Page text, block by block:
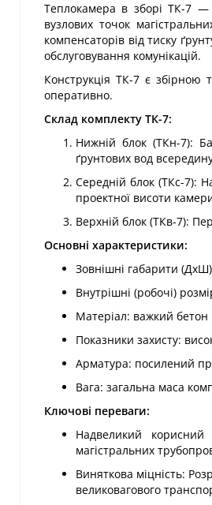
Теплокамера в зборі ТК-7 —
вузлових точок
компенсаторів від тиску
обслуговування комунікацій.
Конструкція ТК-7 є збірною
оперативно.
Склад комплекту ТК-7:
Нижній блок (ТКн-7):
ґрунтових вод
Середній блок (ТКс-7):
проектної висоти
Верхній блок (ТКв-7):
Основні характеристики:
Зовнішні габарити
Внутрішні (робочі)
Матеріал: важкий
Показники захисту:
Арматура: посилений
Вага: загальна маса
Ключові переваги:
Надвеликий
магістральних
Виняткова міцність:
великовагового